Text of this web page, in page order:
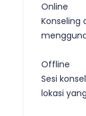
Online
Konseling
Offline
Sesi
lokasi